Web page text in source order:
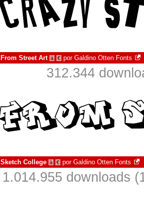
From Street Art à € por Galdino Otten Fonts
312.344
Sketch College à € por Galdino Otten Fonts
1.014.955 downloads